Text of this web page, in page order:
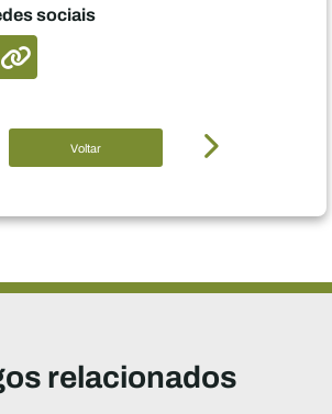
sociais
Voltar
relacionados